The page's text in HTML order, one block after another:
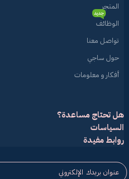
المتجر
الوظائف
جديد
تواصل معنا
حول ساجي
أفكار و معلومات
هل تحتاج مساعدة؟
السياسات
روابط مفيدة